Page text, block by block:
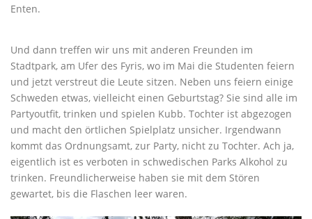
Enten.
Und dann treffen wir uns mit anderen Freunden im
Stadtpark, am Ufer des Fyris, wo im Mai die Studenten feiern
und jetzt verstreut die Leute sitzen. Neben uns feiern einige
Schweden etwas, vielleicht einen Geburtstag? Sie sind alle im
Partyoutfit, trinken und spielen Kubb. Tochter ist abgezogen
und macht den örtlichen Spielplatz unsicher. Irgendwann
kommt das Ordnungsamt, zur Party, nicht zu Tochter. Ach ja,
eigentlich ist es verboten in schwedischen Parks Alkohol zu
trinken. Freundlicherweise haben sie mit dem Stören
gewartet, bis die Flaschen leer waren.